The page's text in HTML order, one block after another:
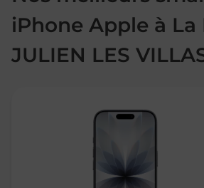
iPhone Apple à La
JULIEN LES